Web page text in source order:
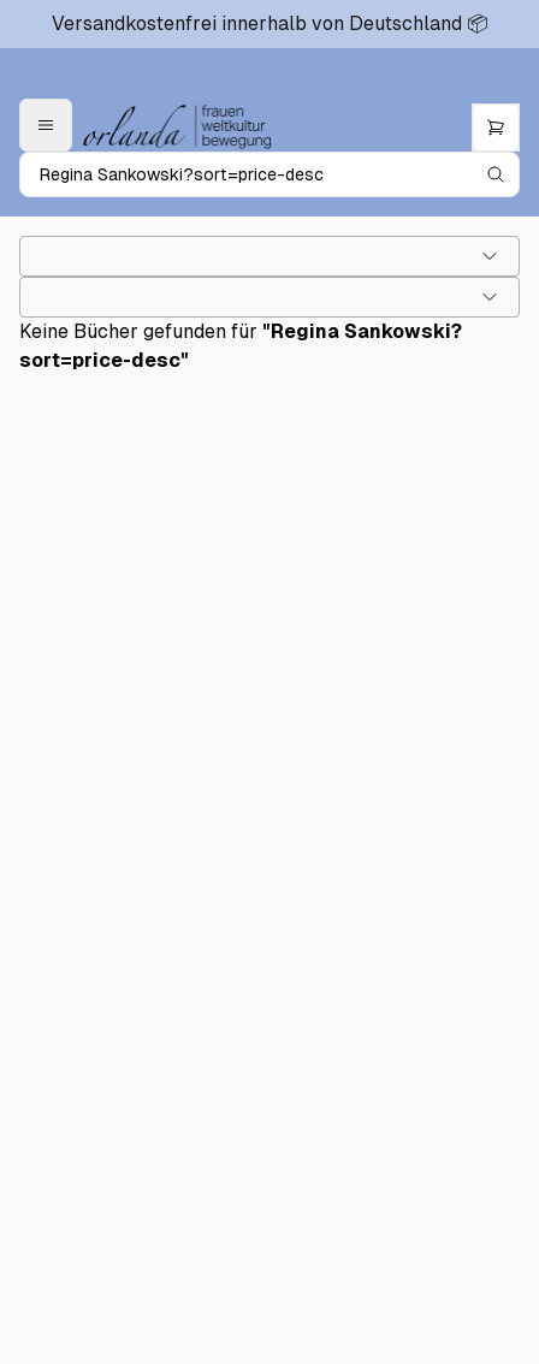
Versandkostenfrei innerhalb von Deutschland 📦
Keine Bücher gefunden für "Regina Sankowski?
sort=price-desc"